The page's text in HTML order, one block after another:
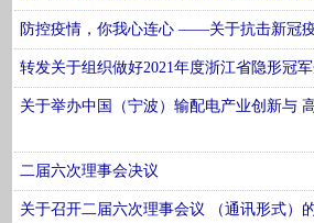
防控疫情，你我心连心 ——关于抗击新冠
转发关于组织做好2021年度浙江省隐形冠
关于举办中国（宁波）输配电产业创新与
二届六次理事会决议
关于召开二届六次理事会议 （通讯形式）